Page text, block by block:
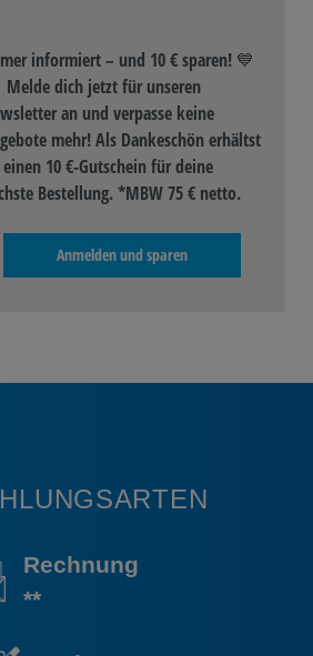
informiert – und 10 € sparen! 💙
dich jetzt für unseren
an und verpasse keine
mehr! Als Dankeschön erhältst
10 €-Gutschein für deine
Bestellung. *MBW 75 € netto.
Anmelden und sparen
Rechnung
**